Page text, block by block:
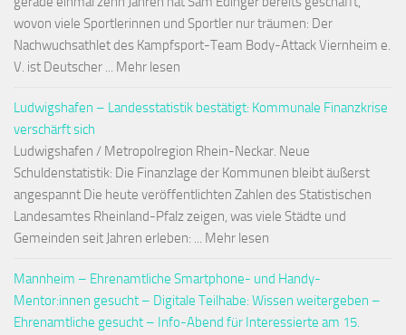
wovon viele Sportlerinnen und Sportler nur träumen: Der
Nachwuchsathlet des Kampfsport-Team Body-Attack Viernheim e.
V. ist Deutscher ... Mehr lesen
Ludwigshafen – Landesstatistik bestätigt: Kommunale Finanzkrise
verschärft sich
Ludwigshafen / Metropolregion Rhein-Neckar. Neue
Schuldenstatistik: Die Finanzlage der Kommunen bleibt äußerst
angespannt Die heute veröffentlichten Zahlen des Statistischen
Landesamtes Rheinland-Pfalz zeigen, was viele Städte und
Gemeinden seit Jahren erleben: ... Mehr lesen
Mannheim – Ehrenamtliche Smartphone- und Handy-
Mentor:innen gesucht – Digitale Teilhabe: Wissen weitergeben –
Ehrenamtliche gesucht – Info-Abend für Interessierte am 15.